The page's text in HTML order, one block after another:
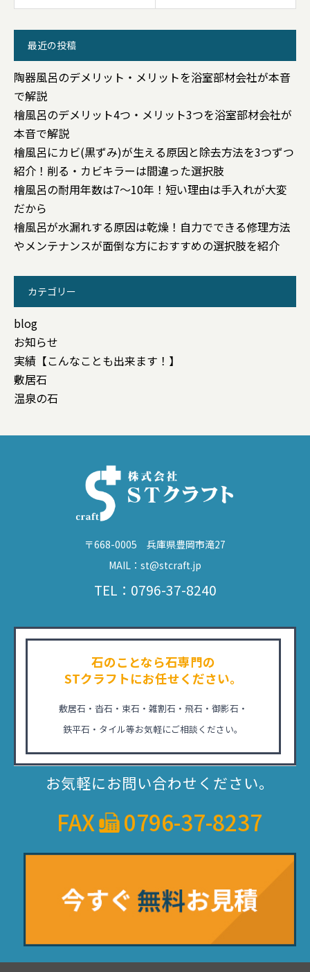
最近の投稿
陶器風呂のデメリット・メリットを浴室部材会社が本音
で解説
檜風呂のデメリット4つ・メリット3つを浴室部材会社が
本音で解説
檜風呂にカビ(黒ずみ)が生える原因と除去方法を3つずつ
紹介！削る・カビキラーは間違った選択肢
檜風呂の耐用年数は7〜10年！短い理由は手入れが大変
だから
檜風呂が水漏れする原因は乾燥！自力でできる修理方法
やメンテナンスが面倒な方におすすめの選択肢を紹介
カテゴリー
blog
お知らせ
実績【こんなことも出来ます！】
敷居石
温泉の石
〒668-0005 兵庫県豊岡市滝27
MAIL：st@stcraft.jp
TEL：0796-37-8240
石のことなら石専門の
STクラフトにお任せください。
敷居石・沓石・束石・雑割石・飛石・御影石・
鉄平石・タイル等お気軽にご相談ください。
お気軽にお問い合わせください。
FAX 0796-37-8237